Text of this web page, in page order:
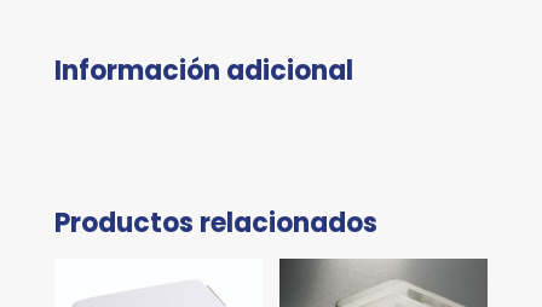
Información adicional
Productos relacionados